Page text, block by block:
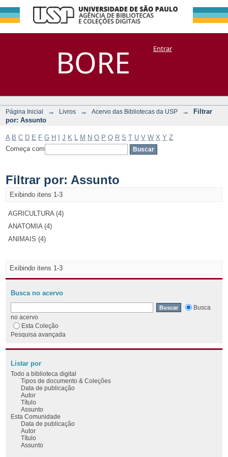
BORE
Filtrar por:
Assunto
DSpace/Manakin + CoriscoEntrar
Página Inicial → Livros → Acervo das Bibliotecas da USP →
Filtrar
por: Assunto
A B C D E F G H J K M N O P Q R S T U V W X Y Z
Começa com
Filtrar por: Assunto
Exibindo itens 1-3
AGRICULTURA (4)
ANATOMIA (4)
ANIMAIS (4)
Exibindo itens 1-3
Busca no acervo
Busca
no acervo
Esta Coleção
Pesquisa avançada
Listar por
Todo a biblioteca digital
Tipos de documento & Coleções
Data de publicação
Autor
Título
Assunto
Esta Comunidade
Data de publicação
Autor
Título
Assunto